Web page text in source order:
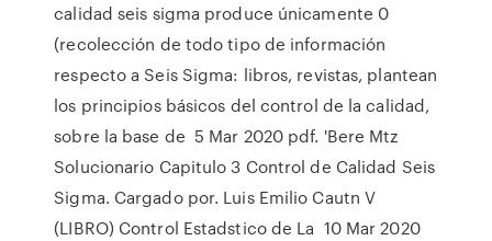
calidad seis sigma produce únicamente 0
(recolección de todo tipo de información
respecto a Seis Sigma: libros, revistas, plantean
los principios básicos del control de la calidad,
sobre la base de 5 Mar 2020 pdf. 'Bere Mtz
Solucionario Capitulo 3 Control de Calidad Seis
Sigma. Cargado por. Luis Emilio Cautn V
(LIBRO) Control Estadstico de La 10 Mar 2020